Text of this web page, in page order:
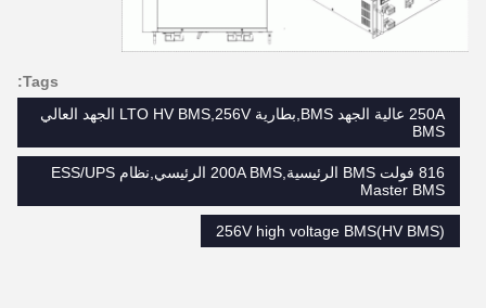
Tags:
250A عالية الجهد BMS,بطارية LTO HV BMS,256V الجهد العالي
BMS
816 فولت BMS الرئيسية,200A BMS الرئيسي,نظام ESS/UPS
Master BMS
256V high voltage BMS(HV BMS)